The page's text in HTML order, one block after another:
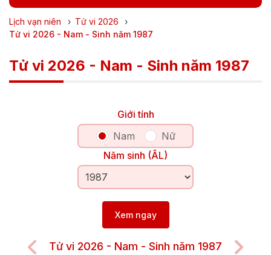
Lịch vạn niên › Tử vi 2026
›
Tử vi 2026 - Nam - Sinh năm 1987
Tử vi 2026 - Nam - Sinh năm 1987
Giới tính
Nam
Nữ
Năm sinh (ÂL)
Xem ngay
Tử vi 2026 - Nam - Sinh năm 1987